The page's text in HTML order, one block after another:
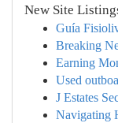
New Site
Guía
Breaking
Earning
Used
J Estates
Navigating